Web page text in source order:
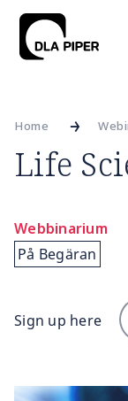
Home
Life
Webbinarium
På Begäran
Sign up here